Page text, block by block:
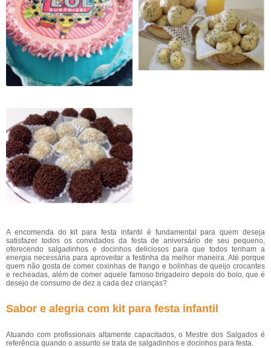
A encomenda do kit para festa infantil é fundamental para quem deseja
satisfazer todos os convidados da festa de aniversário de seu pequeno,
oferecendo salgadinhos e docinhos deliciosos para que todos tenham a
energia necessária para aproveitar a festinha da melhor maneira. Até porque
quem não gosta de comer coxinhas de frango e bolinhas de queijo crocantes
e recheadas, além de comer aquele famoso brigadeiro depois do bolo, que é
desejo de consumo de dez a cada dez crianças?
Sabor e alegria com kit para festa infantil
Atuando com profissionais altamente capacitados, o Mestre dos Salgados é
referência quando o assunto se trata de salgadinhos e docinhos para festa.